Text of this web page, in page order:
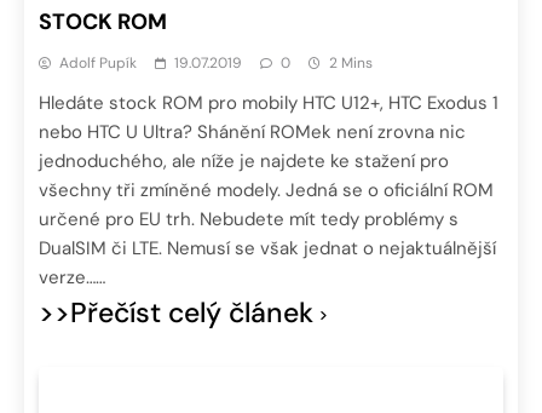
STOCK ROM
Adolf Pupík 19.07.2019 0 2 Mins
Hledáte stock ROM pro mobily HTC U12+, HTC Exodus 1
nebo HTC U Ultra? Shánění ROMek není zrovna nic
jednoduchého, ale níže je najdete ke stažení pro
všechny tři zmíněné modely. Jedná se o oficiální ROM
určené pro EU trh. Nebudete mít tedy problémy s
DualSIM či LTE. Nemusí se však jednat o nejaktuálnější
verze……
>>Přečíst celý článek